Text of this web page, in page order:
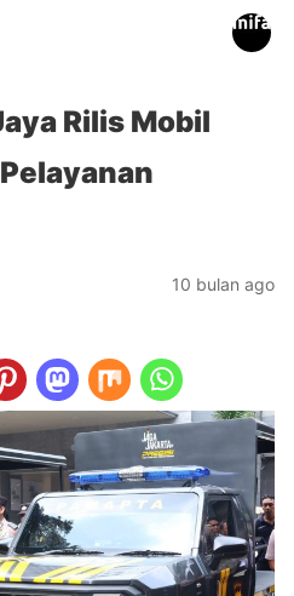
Rilis Mobil
10 bulan ago